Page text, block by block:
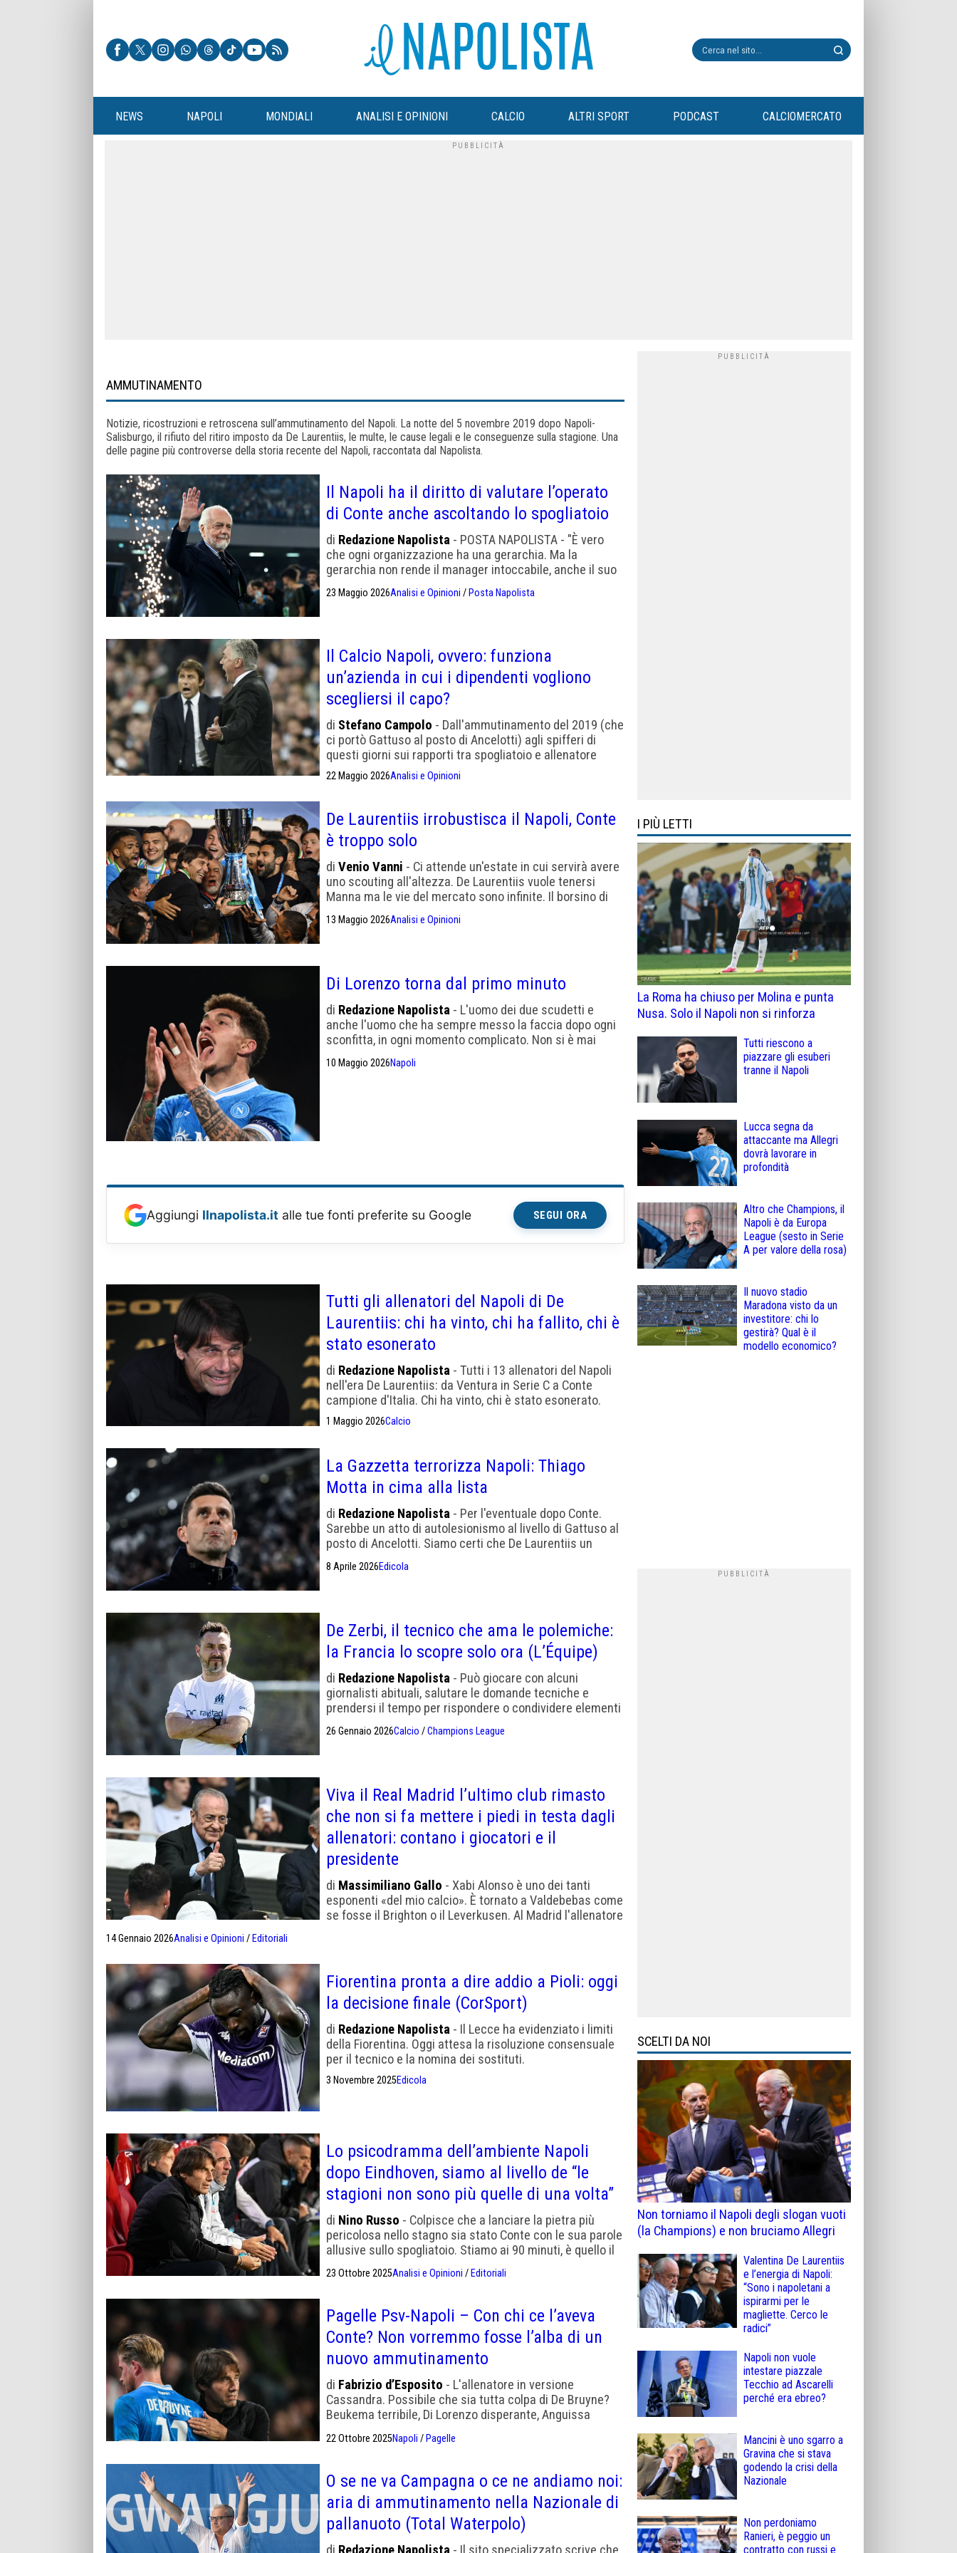
NEWS NAPOLI MONDIALI ANALISI E OPINIONI CALCIO ALTRI SPORT PODCAST CALCIOMERCATO
AMMUTINAMENTO
Notizie, ricostruzioni e retroscena sull’ammutinamento del Napoli. La notte del 5 novembre 2019 dopo Napoli-
Salisburgo, il rifiuto del ritiro imposto da De Laurentiis, le multe, le cause legali e le conseguenze sulla stagione. Una
delle pagine più controverse della storia recente del Napoli, raccontata dal Napolista.
Il Napoli ha il diritto di valutare l’operato
di Conte anche ascoltando lo spogliatoio
di Redazione Napolista - POSTA NAPOLISTA - "È vero
che ogni organizzazione ha una gerarchia. Ma la
gerarchia non rende il manager intoccabile, anche il suo
scelgano l'allenatore"
23 Maggio 2026Analisi e Opinioni / Posta Napolista
Il Calcio Napoli, ovvero: funziona
un’azienda in cui i dipendenti vogliono
scegliersi il capo?
di Stefano Campolo - Dall'ammutinamento del 2019 (che
ci portò Gattuso al posto di Ancelotti) agli spifferi di
questi giorni sui rapporti tra spogliatoio e allenatore
22 Maggio 2026Analisi e Opinioni
De Laurentiis irrobustisca il Napoli, Conte
è troppo solo
di Venio Vanni - Ci attende un'estate in cui servirà avere
uno scouting all'altezza. De Laurentiis vuole tenersi
Manna ma le vie del mercato sono infinite. Il borsino di
13 Maggio 2026Analisi e Opinioni
Di Lorenzo torna dal primo minuto
di Redazione Napolista - L'uomo dei due scudetti e
anche l'uomo che ha sempre messo la faccia dopo ogni
sconfitta, in ogni momento complicato. Non si è mai
10 Maggio 2026Napoli
Aggiungi Ilnapolista.it alle tue fonti preferite su Google SEGUI ORA
Tutti gli allenatori del Napoli di De
Laurentiis: chi ha vinto, chi ha fallito, chi è
stato esonerato
di Redazione Napolista - Tutti i 13 allenatori del Napoli
nell'era De Laurentiis: da Ventura in Serie C a Conte
campione d'Italia. Chi ha vinto, chi è stato esonerato.
1 Maggio 2026Calcio
La Gazzetta terrorizza Napoli: Thiago
Motta in cima alla lista
di Redazione Napolista - Per l'eventuale dopo Conte.
Sarebbe un atto di autolesionismo al livello di Gattuso al
posto di Ancelotti. Siamo certi che De Laurentiis un
8 Aprile 2026Edicola
De Zerbi, il tecnico che ama le polemiche:
la Francia lo scopre solo ora (L’Équipe)
di Redazione Napolista - Può giocare con alcuni
giornalisti abituali, salutare le domande tecniche e
prendersi il tempo per rispondere o condividere elementi
lo ha dimostrato (ancora una volta).
26 Gennaio 2026Calcio /Champions League
Viva il Real Madrid l’ultimo club rimasto
che non si fa mettere i piedi in testa dagli
allenatori: contano i giocatori e il
presidente
di Massimiliano Gallo - Xabi Alonso è uno dei tanti
esponenti «del mio calcio». È tornato a Valdebebas come
se fosse il Brighton o il Leverkusen. Al Madrid l'allenatore
14 Gennaio 2026Analisi e Opinioni / Editoriali
Fiorentina pronta a dire addio a Pioli: oggi
la decisione finale (CorSport)
di Redazione Napolista - Il Lecce ha evidenziato i limiti
della Fiorentina. Oggi attesa la risoluzione consensuale
per il tecnico e la nomina dei sostituti.
3 Novembre 2025Edicola
Lo psicodramma dell’ambiente Napoli
dopo Eindhoven, siamo al livello de “le
stagioni non sono più quelle di una volta”
di Nino Russo - Colpisce che a lanciare la pietra più
pericolosa nello stagno sia stato Conte con le sua parole
allusive sullo spogliatoio. Stiamo ai 90 minuti, è quello il
23 Ottobre 2025Analisi e Opinioni / Editoriali
Pagelle Psv-Napoli – Con chi ce l’aveva
Conte? Non vorremmo fosse l’alba di un
nuovo ammutinamento
di Fabrizio d’Esposito - L'allenatore in versione
Cassandra. Possibile che sia tutta colpa di De Bruyne?
Beukema terribile, Di Lorenzo disperante, Anguissa
22 Ottobre 2025Napoli / Pagelle
O se ne va Campagna o ce ne andiamo noi:
aria di ammutinamento nella Nazionale di
pallanuoto (Total Waterpolo)
di Redazione Napolista - Il sito specializzato scrive che
I PIÙ LETTI
La Roma ha chiuso per Molina e punta
Nusa. Solo il Napoli non si rinforza
Tutti riescono a
piazzare gli esuberi
tranne il Napoli
Lucca segna da
attaccante ma Allegri
dovrà lavorare in
profondità
Altro che Champions, il
Napoli è da Europa
League (sesto in Serie
A per valore della rosa)
Il nuovo stadio
Maradona visto da un
investitore: chi lo
gestirà? Qual è il
modello economico?
SCELTI DA NOI
Non torniamo il Napoli degli slogan vuoti
(la Champions) e non bruciamo Allegri
Valentina De Laurentiis
e l’energia di Napoli:
“Sono i napoletani a
ispirarmi per le
magliette. Cerco le
radici”
Napoli non vuole
intestare piazzale
Tecchio ad Ascarelli
perché era ebreo?
Mancini è uno sgarro a
Gravina che si stava
godendo la crisi della
Nazionale
Non perdoniamo
Ranieri, è peggio un
contratto con russi e